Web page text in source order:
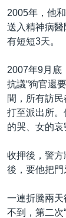
2005年，他
送入精神病醫
有短短3天。
2007年9月底
抗議“狗官還
間，所有訪
打至派出所。
的哭、女的哀
收押後，警
後，要他把門
一連折騰兩
不到，第二次